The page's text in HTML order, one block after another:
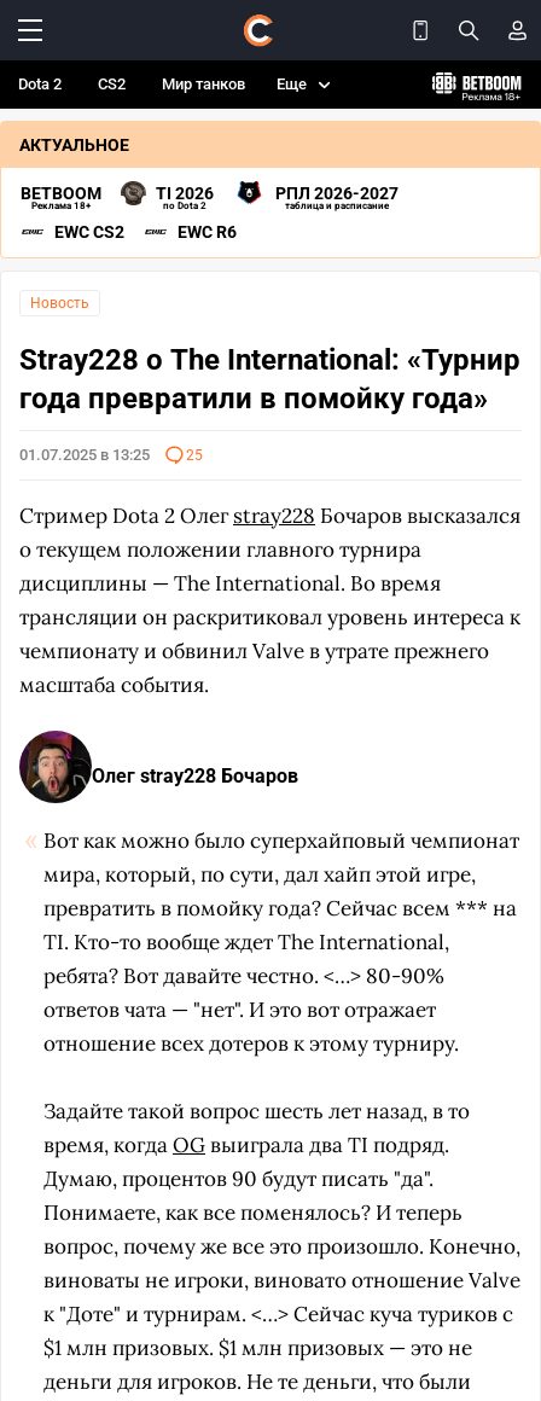
Dota 2 CS2 Мир танков Еще
АКТУАЛЬНОЕ
BETBOOM
Реклама 18+
TI 2026
по Dota 2
РПЛ 2026-2027
таблица и расписание
EWC CS2 EWC R6
Новость
Stray228 о The International: «Турнир
года превратили в помойку года»
01.07.2025 в 13:25 25
Стример Dota 2 Олегstray228 Бочаров высказался
о текущем положении главного турнира
дисциплины — The International. Во время
трансляции он раскритиковал уровень интереса к
чемпионату и обвинил Valve в утрате прежнего
масштаба события.
Олег stray228 Бочаров
Вот как можно было суперхайповый чемпионат
мира, который, по сути, дал хайп этой игре,
превратить в помойку года? Сейчас всем *** на
TI. Кто-то вообще ждет The International,
ребята? Вот давайте честно. <…> 80-90%
ответов чата — "нет". И это вот отражает
отношение всех дотеров к этому турниру.
Задайте такой вопрос шесть лет назад, в то
время, когдаOGвыиграла два TI подряд.
Думаю, процентов 90 будут писать "да".
Понимаете, как все поменялось? И теперь
вопрос, почему же все это произошло. Конечно,
виноваты не игроки, виновато отношение Valve
к "Доте" и турнирам. <…>Сейчас куча туриков с
$1 млн призовых. $1 млн призовых — это не
деньги для игроков. Не те деньги, что были